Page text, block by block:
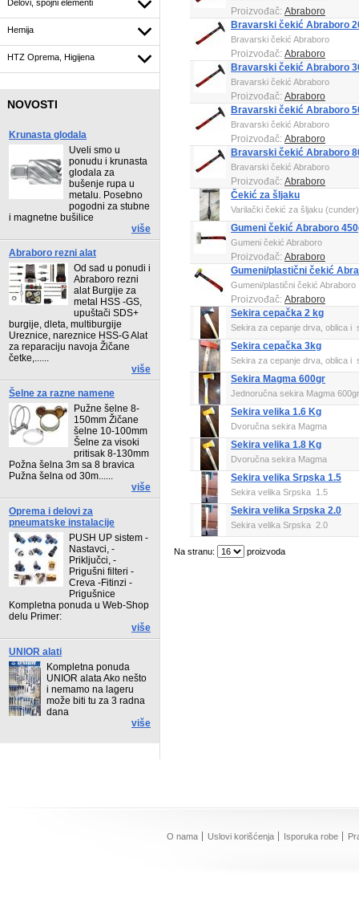
Delovi, spojni elementi
Hemija
HTZ Oprema, Higijena
NOVOSTI
Krunasta glodala
Uveli smo u
ponudu i krunasta
glodala za
bušenje rupa u
metalu. Posebno
pogodni za stubne
i magnetne bušilice
više
Abraboro rezni alat
Od sad u ponudi i
Abraboro rezni
alat Burgije za
metal HSS -GS,
upuštači SDS+
burgije, dleta, multiburgije
Ureznice, nareznice HSS-G Alat
za reparaciju navoja Žičane
četke,......
više
Šelne za razne namene
Pužne šelne 8-
150mm Žičane
šelne 10-100mm
Šelne za visoki
pritisak 8-130mm
Požna šelna 3m sa 8 bravica
Pužna šelna od 30m......
više
Oprema i delovi za
pneumatske instalacije
PUSH UP sistem -
Nastavci, -
Priključci, -
Prigušni filteri -
Creva -Fitinzi -
Prigušnice
Kompletna ponuda u Web-Shop
delu Primer:
više
UNIOR alati
Kompletna ponuda
UNIOR alata Ako nešto
i nemamo na lageru
može biti tu za 3 radna
dana
više
Proizvođač: Abraboro
Bravarski čekić Abraboro
Bravarski čekić Abraboro
Proizvođač: Abraboro
Bravarski čekić Abraboro
Bravarski čekić Abraboro
Proizvođač: Abraboro
Bravarski čekić Abraboro
Bravarski čekić Abraboro
Proizvođač: Abraboro
Bravarski čekić Abraboro
Bravarski čekić Abraboro
Proizvođač: Abraboro
Čekić za šljaku
Varilački čekić za šljaku (cunder)
Gumeni čekić Abraboro
Gumeni čekić Abraboro
Proizvođač: Abraboro
Gumeni/plastični čekić
Gumeni/plastični čekić Abraboro
Proizvođač: Abraboro
Sekira cepačka 2 kg
Sekira za cepanje drva, oblica i
Sekira cepačka 3kg
Sekira za cepanje drva, oblica i
Sekira Magma 600gr
Jednoručna sekira Magma 600gr
Sekira velika 1.6 Kg
Dvoručna sekira Magma
Sekira velika 1.8 Kg
Dvoručna sekira Magma
Sekira velika Srpska 1.5
Sekira velika Srpska 1.5
Sekira velika Srpska 2.0
Sekira velika Srpska 2.0
Na stranu: proizvoda
O nama Uslovi korišćenja Isporuka robe